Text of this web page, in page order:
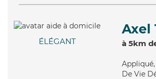
ÉLÉGANT
Axel
à 5km
Appliqué
De Vie